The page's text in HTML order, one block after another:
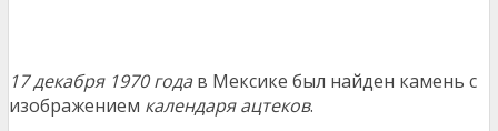
17 декабря 1970 года в Мексике был найден камень с
изображением календаря ацтеков.